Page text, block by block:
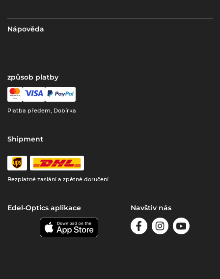
Nápověda
způsob platby
Platba předem, Dobírka
Shipment
Bezplatné zaslání a zpětné doručení
Edel-Optics aplikace Navštiv nás